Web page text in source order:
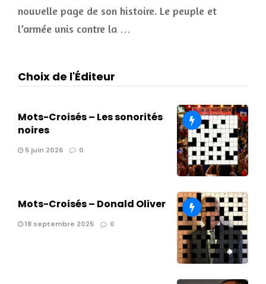
nouvelle page de son histoire. Le peuple et
l’armée unis contre la …
Choix de l'Éditeur
Mots-Croisés – Les sonorités
noires
5 juin 2026 0
Mots-Croisés – Donald Oliver
18 septembre 2025 0